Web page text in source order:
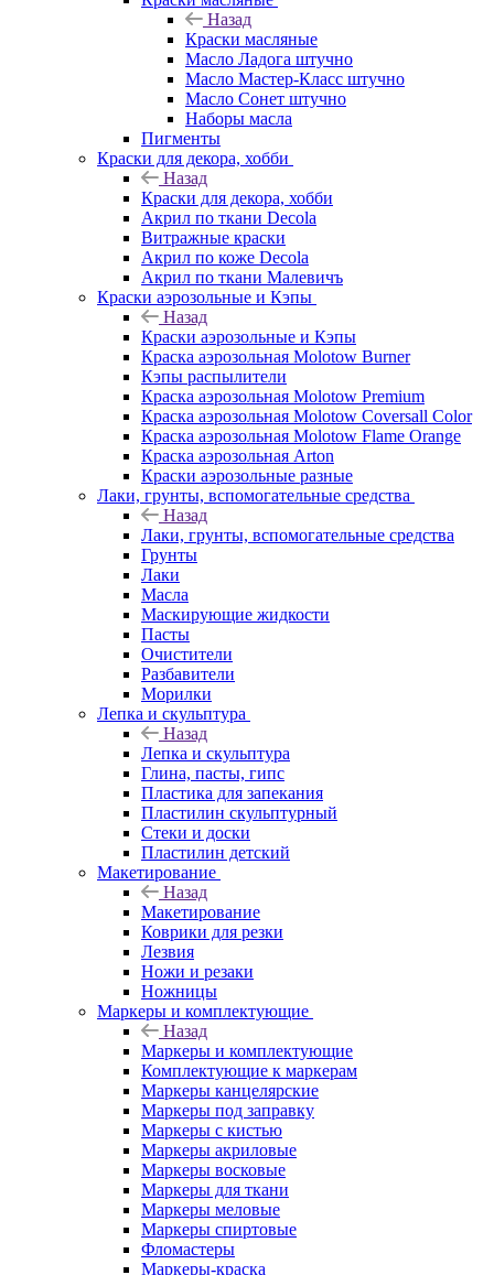
Назад
Краски масляные
Масло Ладога штучно
Масло Мастер-Класс штучно
Масло Сонет штучно
Наборы масла
Пигменты
Краски для декора, хобби
Назад
Краски для декора, хобби
Акрил по ткани Decola
Витражные краски
Акрил по коже Decola
Акрил по ткани Малевичъ
Краски аэрозольные и Кэпы
Назад
Краски аэрозольные и Кэпы
Краска аэрозольная Molotow Burner
Кэпы распылители
Краска аэрозольная Molotow Premium
Краска аэрозольная Molotow Coversall Color
Краска аэрозольная Molotow Flame Orange
Краска аэрозольная Arton
Краски аэрозольные разные
Лаки, грунты, вспомогательные средства
Назад
Лаки, грунты, вспомогательные средства
Грунты
Лаки
Масла
Маскирующие жидкости
Пасты
Очистители
Разбавители
Морилки
Лепка и скульптура
Назад
Лепка и скульптура
Глина, пасты, гипс
Пластика для запекания
Пластилин скульптурный
Стеки и доски
Пластилин детский
Макетирование
Назад
Макетирование
Коврики для резки
Лезвия
Ножи и резаки
Ножницы
Маркеры и комплектующие
Назад
Маркеры и комплектующие
Комплектующие к маркерам
Маркеры канцелярские
Маркеры под заправку
Маркеры с кистью
Маркеры акриловые
Маркеры восковые
Маркеры для ткани
Маркеры меловые
Маркеры спиртовые
Фломастеры
Маркеры-краска